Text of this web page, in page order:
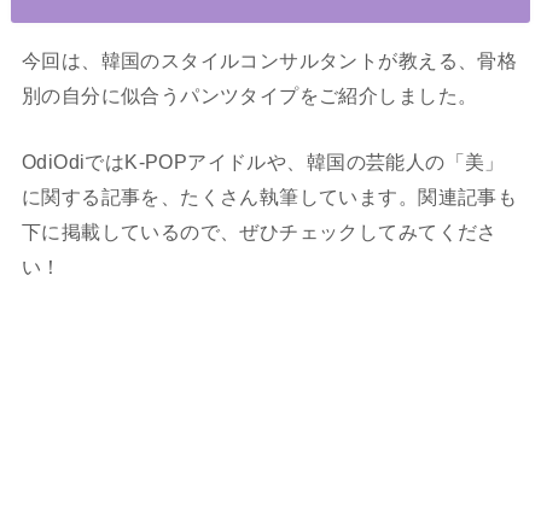
今回は、韓国のスタイルコンサルタントが教える、骨格
別の自分に似合うパンツタイプをご紹介しました。
OdiOdiではK-POPアイドルや、韓国の芸能人の「美」
に関する記事を、たくさん執筆しています。関連記事も
下に掲載しているので、ぜひチェックしてみてくださ
い！